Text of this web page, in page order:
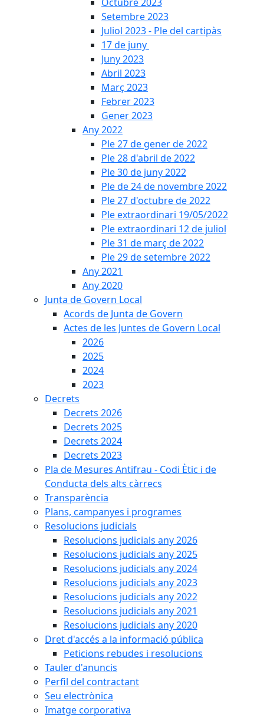
Setembre 2023
Juliol 2023 - Ple del cartipàs
17 de juny
Juny 2023
Abril 2023
Març 2023
Febrer 2023
Gener 2023
Any 2022
Ple 27 de gener de 2022
Ple 28 d'abril de 2022
Ple 30 de juny 2022
Ple de 24 de novembre 2022
Ple 27 d'octubre de 2022
Ple extraordinari 19/05/2022
Ple extraordinari 12 de juliol
Ple 31 de març de 2022
Ple 29 de setembre 2022
Any 2021
Any 2020
Junta de Govern Local
Acords de Junta de Govern
Actes de les Juntes de Govern Local
2026
2025
2024
2023
Decrets
Decrets 2026
Decrets 2025
Decrets 2024
Decrets 2023
Pla de Mesures Antifrau - Codi Ètic i de
Conducta dels alts càrrecs
Transparència
Plans, campanyes i programes
Resolucions judicials
Resolucions judicials any 2026
Resolucions judicials any 2025
Resolucions judicials any 2024
Resolucions judicials any 2023
Resolucions judicials any 2022
Resolucions judicials any 2021
Resolucions judicials any 2020
Dret d'accés a la informació pública
Peticions rebudes i resolucions
Tauler d'anuncis
Perfil del contractant
Seu electrònica
Imatge corporativa